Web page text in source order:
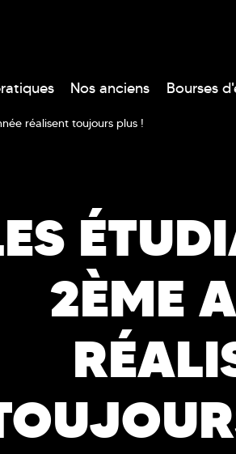
2ÈME
Nos anciens
Bourses
réalisent toujours plus !